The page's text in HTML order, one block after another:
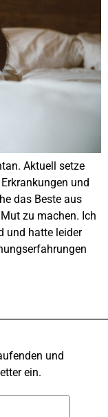
Aktuell setze
und
das Beste aus
zu machen. Ich
und hatte leider
und
ein.